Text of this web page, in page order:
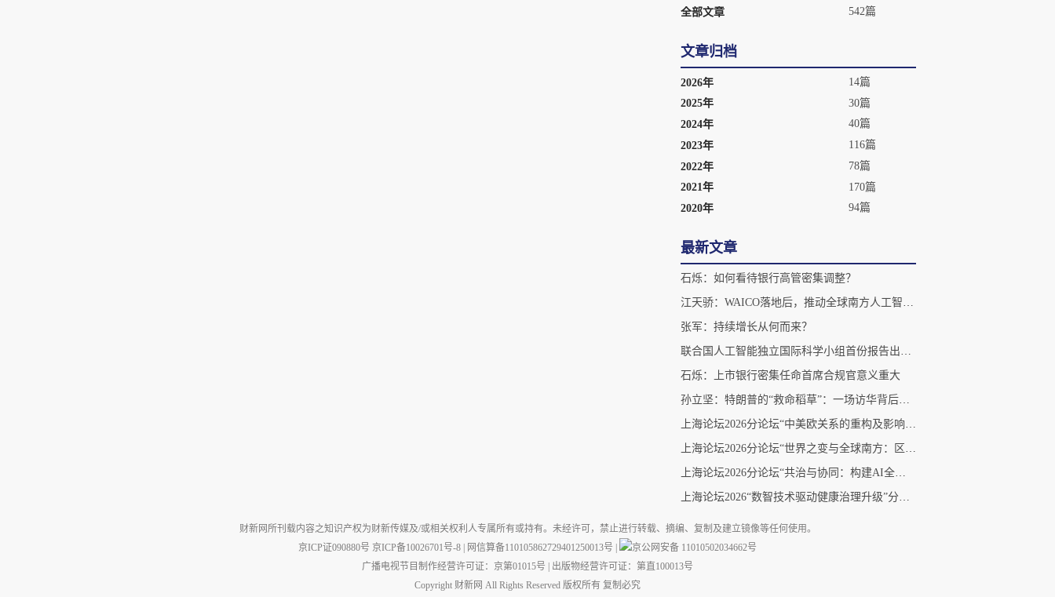
全部文章 542篇
文章归档
2026年
14篇
2025年
30篇
2024年
40篇
2023年
116篇
2022年
78篇
2021年
170篇
2020年
94篇
最新文章
石烁：如何看待银行高管密集调整？
江天骄：WAICO落地后，推动全球南方人工智能合作还需打通三个堵点
张军：持续增长从何而来？
联合国人工智能独立国际科学小组首份报告出炉：共识、机制与落实
石烁：上市银行密集任命首席合规官意义重大
孙立坚：特朗普的“救命稻草”：一场访华背后的世界变局—— 中美经贸 “再挂钩” 能否止住全球经济自由落体？
上海论坛2026分论坛“中美欧关系的重构及影响”成功举办
上海论坛2026分论坛“世界之变与全球南方：区域国别研究的中国路径”成功举办
上海论坛2026分论坛“共治与协同：构建AI全球治理新秩序”举办
上海论坛2026“数智技术驱动健康治理升级”分论坛举行：聚焦慢病防控、基层治理与数智健康协同创新
财新网所刊载内容之知识产权为财新传媒及/或相关权利人专属所有或持有。未经许可，禁止进行转载、摘编、复制及建立镜像等任何使用。
京ICP证090880号 京ICP备10026701号-8 网信算备110105862729401250013号
京公网安备 11010502034662号
广播电视节目制作经营许可证：京第01015号
出版物经营许可证：第直100013号
Copyright 财新网 All Rights Reserved 版权所有 复制必究